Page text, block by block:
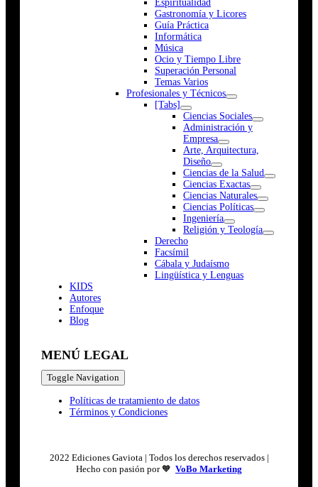
Espiritualidad
Gastronomía y Licores
Guía Práctica
Informática
Música
Ocio y Tiempo Libre
Superación Personal
Temas Varios
Profesionales y Técnicos
[Tabs]
Ciencias Sociales
Administración y
Empresa
Arte, Arquitectura,
Diseño
Ciencias de la Salud
Ciencias Exactas
Ciencias Naturales
Ciencias Políticas
Ingeniería
Religión y Teología
Derecho
Facsímil
Cábala y Judaísmo
Lingüística y Lenguas
KIDS
Autores
Enfoque
Blog
MENÚ LEGAL
Toggle Navigation
Políticas de tratamiento de datos
Términos y Condiciones
2022 Ediciones Gaviota | Todos los derechos reservados |
Hecho con pasión por 🧡 VoBo Marketing